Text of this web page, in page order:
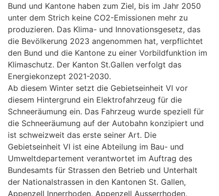
Bund und Kantone haben zum Ziel, bis im Jahr 2050
unter dem Strich keine CO2-Emissionen mehr zu
produzieren. Das Klima- und Innovationsgesetz, das
die Bevölkerung 2023 angenommen hat, verpflichtet
den Bund und die Kantone zu einer Vorbildfunktion im
Klimaschutz. Der Kanton St.Gallen verfolgt das
Energiekonzept 2021-2030.
Ab diesem Winter setzt die Gebietseinheit VI vor
diesem Hintergrund ein Elektrofahrzeug für die
Schneeräumung ein. Das Fahrzeug wurde speziell für
die Schneeräumung auf der Autobahn konzipiert und
ist schweizweit das erste seiner Art. Die
Gebietseinheit VI ist eine Abteilung im Bau- und
Umweltdepartement verantwortet im Auftrag des
Bundesamts für Strassen den Betrieb und Unterhalt
der Nationalstrassen in den Kantonen St. Gallen,
Appenzell Innerrhoden, Appenzell Ausserrhoden,